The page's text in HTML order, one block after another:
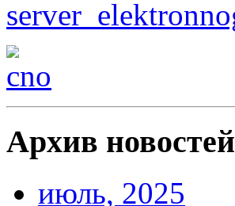
Архив новостей
июль, 2025